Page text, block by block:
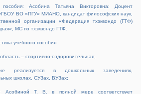
пособия: Асобина Татьяна Викторовна: Доцент
ВО «ПГУ» МИАНО, кандидат философских наук,
организации «Федерация тхэквондо (ГТФ)
МС по тхэквондо ГТФ.
учебного пособия:
– спортивно-оздоровительная;
реализуется в дошкольных заведениях,
школах, СУЗах, ВУЗах;
Асобиной Т. В. в полной мере соответствует